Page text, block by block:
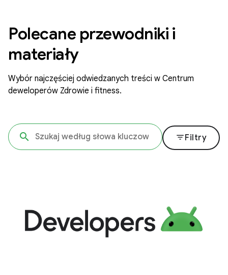
Polecane przewodniki i
materiały
Wybór najczęściej odwiedzanych treści w Centrum
deweloperów Zdrowie i fitness.
filter_listFiltry